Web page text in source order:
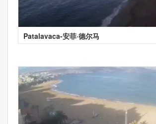
Patalavaca-安菲·德尔马